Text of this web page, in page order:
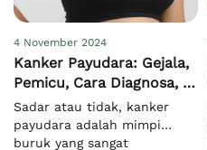
4 November 2024
Kanker Payudara: Gejala,
Pemicu, Cara Diagnosa, &
Pengobatan
Sadar atau tidak, kanker
payudara adalah mimpi
buruk yang sangat